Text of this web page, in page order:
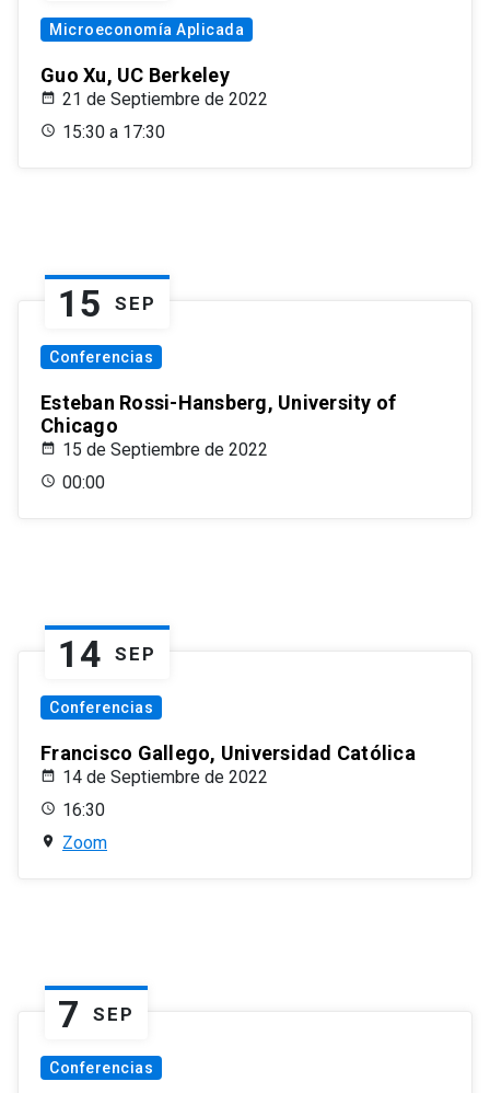
Microeconomía Aplicada
Guo Xu, UC Berkeley
21 de Septiembre de 2022
15:30 a 17:30
15 SEP
Conferencias
Esteban Rossi-Hansberg, University of
Chicago
15 de Septiembre de 2022
00:00
14 SEP
Conferencias
Francisco Gallego, Universidad Católica
14 de Septiembre de 2022
16:30
Zoom
7 SEP
Conferencias